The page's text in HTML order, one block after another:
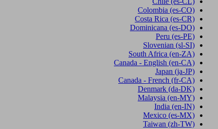
Colombia (es-CO)
Costa Rica (es-CR)
Dominicana (es-DO)
Peru (es-PE)
Slovenian (sl-SI)
South Africa (en-ZA)
Canada - English (en-CA)
Japan (ja-JP)
Canada - French (fr-CA)
Denmark (da-DK)
Malaysia (en-MY)
India (en-IN)
Mexico (es-MX)
Taiwan (zh-TW)